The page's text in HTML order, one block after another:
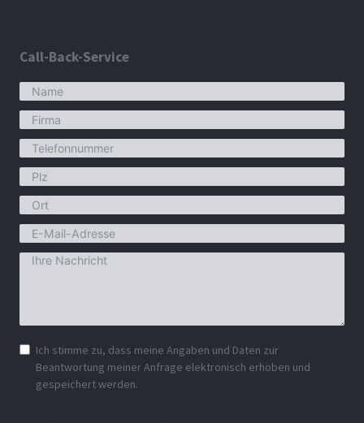
Call-Back-Service
Ich stimme zu, dass meine Angaben und Daten zur
Beantwortung meiner Anfrage elektronisch erhoben und
gespeichert werden.